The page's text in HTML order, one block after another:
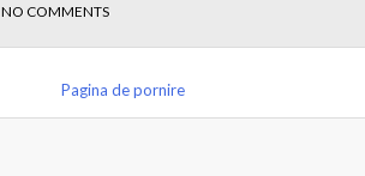
NO COMMENTS
Pagina de pornire